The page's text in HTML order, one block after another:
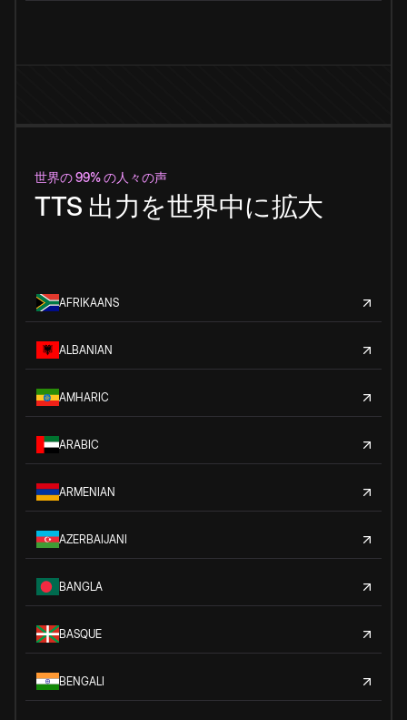
世界の 99% の人々の声
TTS 出力を世界中に拡大
AFRIKAANS
ALBANIAN
AMHARIC
ARABIC
ARMENIAN
AZERBAIJANI
BANGLA
BASQUE
BENGALI